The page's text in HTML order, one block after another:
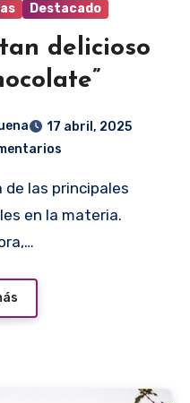
Destacado
delicioso
17 abril, 2025
en la materia.